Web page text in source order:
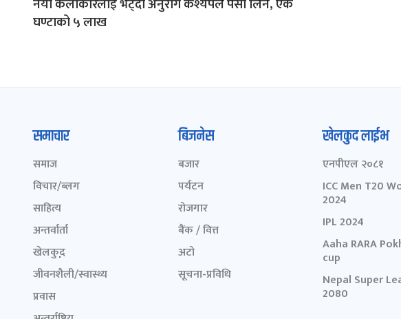
नयाँ कलाकारलाई भेट्दा अनुराग कश्यपले पैसा लिने, एक
घण्टाको ५ लाख
समाचार
समाज
विचार/ब्लग
साहित्य
अन्तर्वार्ता
खेलकुद़़
जीवनशैली/स्वास्थ्य
प्रवास
बिजनेस
बजार
पर्यटन
रोजगार
बैंक / वित्त
अटो
सूचना-प्रविधि
खेलकुद लाईभ
एनपीएल २०८१
ICC Men T20
2024
IPL 2024
Aaha RARA
cup
Nepal Super
2080